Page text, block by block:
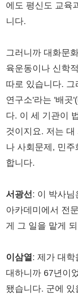
에도 평신도 교육
니다.
그러니까 대화문
육운동이나 신학
따로 있습니다.
연구소'라는 '배곳
다. 이 세 기관이
것이지요. 저는 대
나 사회문제, 민
합니다.
서광선: 이 박사님
아카데미에서 전
게 그 일을 맡게
이삼열: 제가 대학
대하니까 67년이
됐습니다. 군에